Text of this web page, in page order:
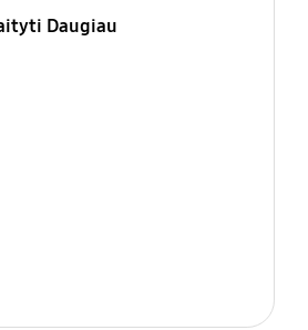
Daugiau